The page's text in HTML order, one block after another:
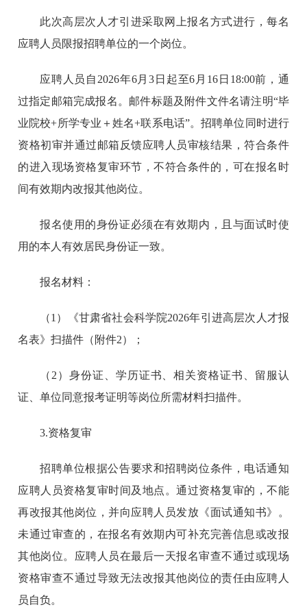
此次高层次人才引进采取网上报名方式进行，每名
应聘人员限报招聘单位的一个岗位。
应聘人员自2026年6月3日起至6月16日18:00前，通
过指定邮箱完成报名。邮件标题及附件文件名请注明“毕
业院校+所学专业＋姓名+联系电话”。招聘单位同时进行
资格初审并通过邮箱反馈应聘人员审核结果，符合条件
的进入现场资格复审环节，不符合条件的，可在报名时
间有效期内改报其他岗位。
报名使用的身份证必须在有效期内，且与面试时使
用的本人有效居民身份证一致。
报名材料：
（1）《甘肃省社会科学院2026年引进高层次人才报
名表》扫描件（附件2）；
（2）身份证、学历证书、相关资格证书、留服认
证、单位同意报考证明等岗位所需材料扫描件。
3.资格复审
招聘单位根据公告要求和招聘岗位条件，电话通知
应聘人员资格复审时间及地点。通过资格复审的，不能
再改报其他岗位，并向应聘人员发放《面试通知书》。
未通过审查的，在报名有效期内可补充完善信息或改报
其他岗位。应聘人员在最后一天报名审查不通过或现场
资格审查不通过导致无法改报其他岗位的责任由应聘人
员自负。